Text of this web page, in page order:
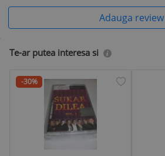
Adauga review
Te-ar putea interesa si
-30%